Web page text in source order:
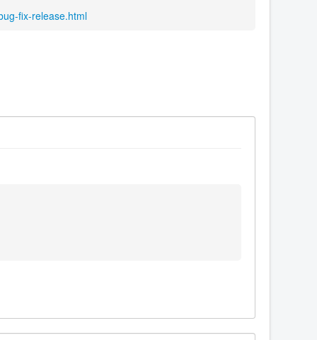
fix-release.html